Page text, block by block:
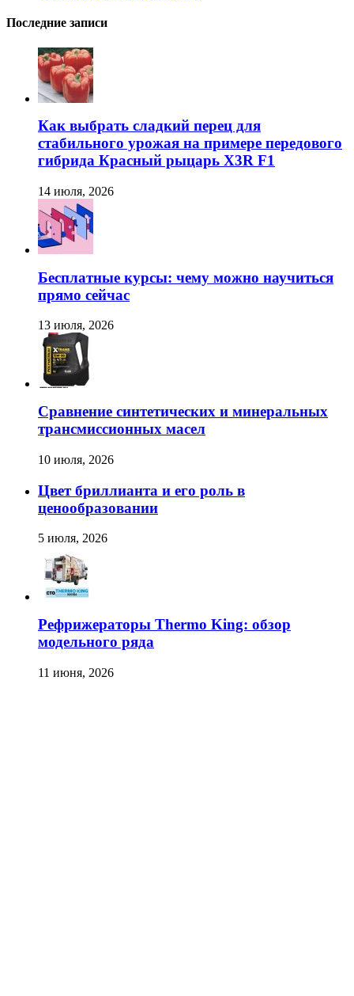
Последние записи
Как выбрать сладкий перец для
стабильного урожая на примере передового
гибрида Красный рыцарь X3R F1
14 июля, 2026
Бесплатные курсы: чему можно научиться
прямо сейчас
13 июля, 2026
Сравнение синтетических и минеральных
трансмиссионных масел
10 июля, 2026
Цвет бриллианта и его роль в
ценообразовании
5 июля, 2026
Рефрижераторы Thermo King: обзор
модельного ряда
11 июня, 2026